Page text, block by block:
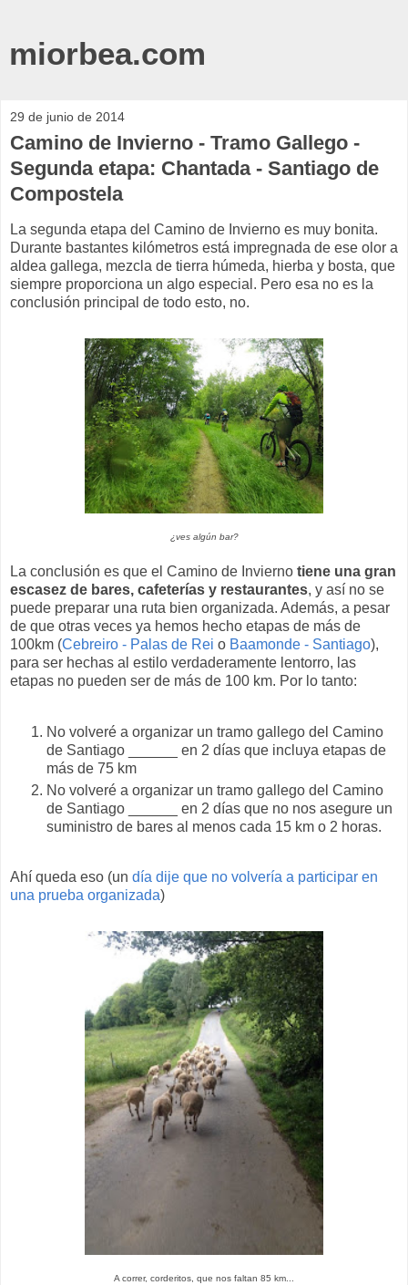
miorbea.com
29 de junio de 2014
Camino de Invierno - Tramo Gallego -
Segunda etapa: Chantada - Santiago de
Compostela
La segunda etapa del Camino de Invierno es muy bonita.
Durante bastantes kilómetros está impregnada de ese olor a
aldea gallega, mezcla de tierra húmeda, hierba y bosta, que
siempre proporciona un algo especial. Pero esa no es la
conclusión principal de todo esto, no.
¿ves algún bar?
La conclusión es que el Camino de Invierno tiene una gran
escasez de bares, cafeterías y restaurantes, y así no se
puede preparar una ruta bien organizada. Además, a pesar
de que otras veces ya hemos hecho etapas de más de
100km (Cebreiro - Palas de Rei o Baamonde - Santiago),
para ser hechas al estilo verdaderamente lentorro, las
etapas no pueden ser de más de 100 km. Por lo tanto:
No volveré a organizar un tramo gallego del Camino
de Santiago ______ en 2 días que incluya etapas de
más de 75 km
No volveré a organizar un tramo gallego del Camino
de Santiago ______ en 2 días que no nos asegure un
suministro de bares al menos cada 15 km o 2 horas.
Ahí queda eso (un día dije que no volvería a participar en
una prueba organizada)
A correr, corderitos, que nos faltan 85 km...